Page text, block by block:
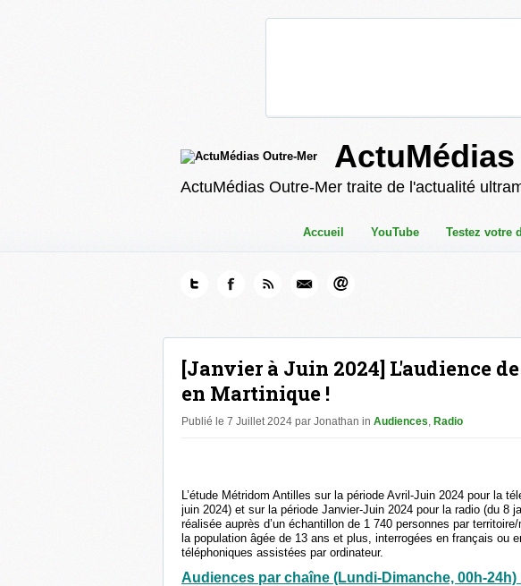
ActuMédias Outre-Mer traite de l'actualité
Accueil YouTube Testez votre
[Janvier à Juin 2024] L'audience
en Martinique !
Publié le 7 Juillet 2024 par Jonathan in Audiences, Radio
L’étude Métridom Antilles sur la période Avril-Juin 2024 pour la
juin 2024) et sur la période Janvier-Juin 2024 pour la radio (du 8
réalisée auprès d’un échantillon de 1 740 personnes par
la population âgée de 13 ans et plus, interrogées en français ou
téléphoniques assistées par ordinateur.
Audiences par chaîne (Lundi-Dimanche, 00h-24h)